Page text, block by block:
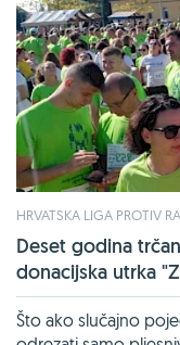
HRVATSKA LIGA PROTIV
Deset godina
donacijska utrka
Što ako slučajno